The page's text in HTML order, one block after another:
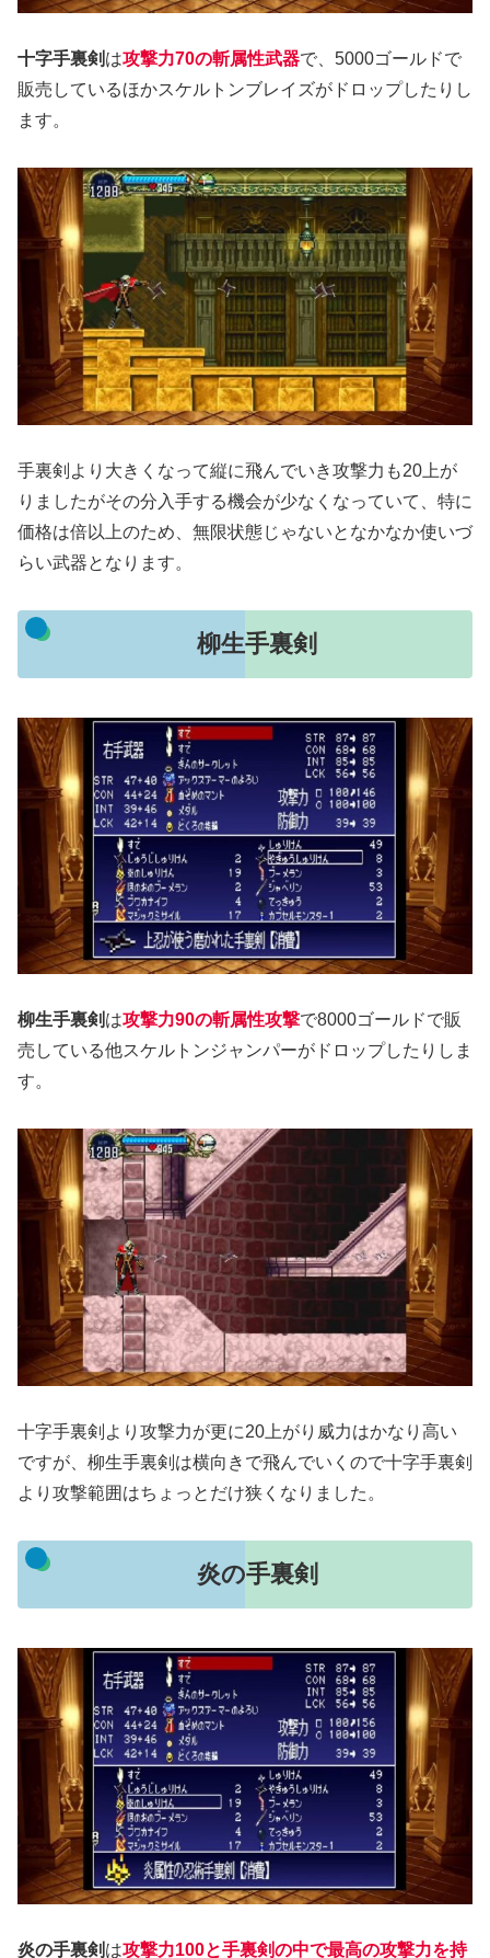
十字手裏剣 は攻撃力70の斬属性武器で、5000ゴールドで
販売しているほかスケルトンブレイズがドロップしたりし
ます。
手裏剣より大きくなって縦に飛んでいき攻撃力も20上が
りましたがその分入手する機会が少なくなっていて、特に
価格は倍以上のため、無限状態じゃないとなかなか使いづ
らい武器となります。
柳生手裏剣
柳生手裏剣 は攻撃力90の斬属性攻撃で8000ゴールドで販
売している他スケルトンジャンパーがドロップしたりしま
す。
十字手裏剣より攻撃力が更に20上がり威力はかなり高い
ですが、柳生手裏剣は横向きで飛んでいくので十字手裏剣
より攻撃範囲はちょっとだけ狭くなりました。
炎の手裏剣
炎の手裏剣 は攻撃力100と手裏剣の中で最高の攻撃力を持